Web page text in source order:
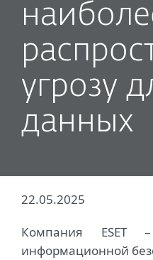
угрозу
данных
22.05.2025
Компания ESET
информационной